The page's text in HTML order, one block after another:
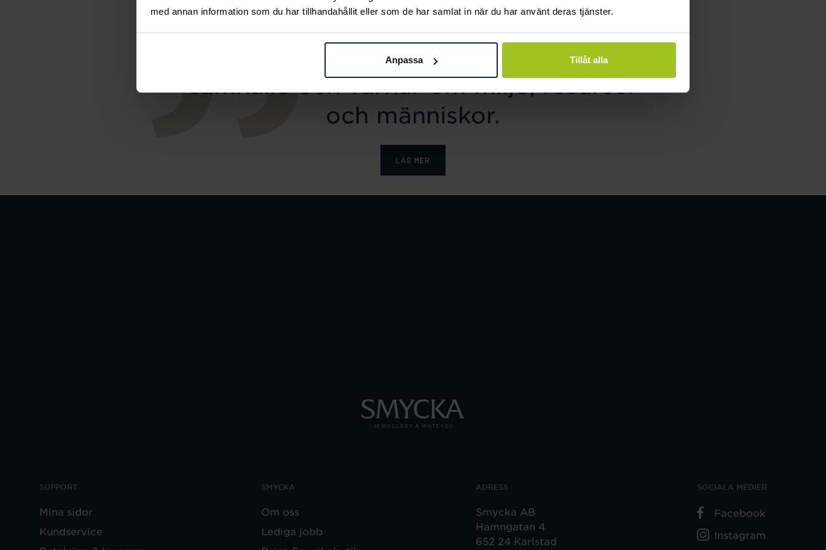
med annan information som du har tillhandahållit eller som de har samlat in när du har använt deras tjänster.
Anpassa Tillåt alla
Smycka tar ansvar för ett hållbart
samhälle och värnar om miljö, resurser
och människor.
LÄS MER
SUPPORT
Mina sidor
Kundservice
SMYCKA
Om oss
Lediga jobb
ADRESS
Smycka AB
Hamngatan 4
652 24 Karlstad
SOCIALA MEDIER
Facebook
Instagram